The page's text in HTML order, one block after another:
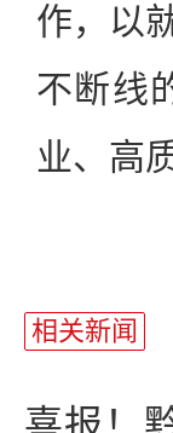
作，以
不断线
业、高
相关新闻